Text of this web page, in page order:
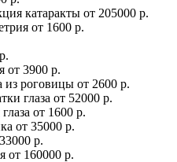
катаракты от 205000 р.
от 1600 р.
от 3900 р.
из роговицы от 2600 р.
глаза от 52000 р.
от 1600 р.
от 35000 р.
33000 р.
от 160000 р.